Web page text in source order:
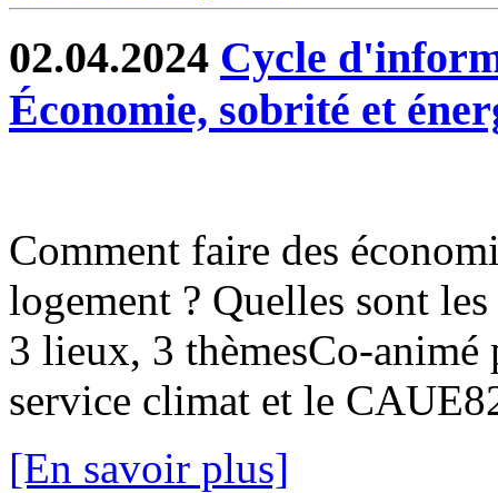
02.04.2024 Cycle
Économie, sobrité et
Comment faire des
logement ? Quelles sont
3 lieux, 3 thèmesCo-
service climat et le
[En savoir plus]